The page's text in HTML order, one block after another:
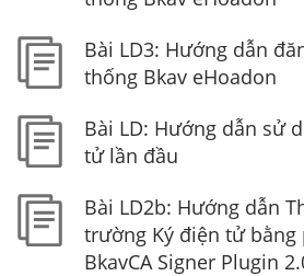
Bài LD3: Hướng dẫn
thống Bkav eHoadon
Bài LD: Hướng dẫn sử
tử lần đầu
Bài LD2b: Hướng dẫn
trường Ký điện tử bằng
BkavCA Signer Plugin